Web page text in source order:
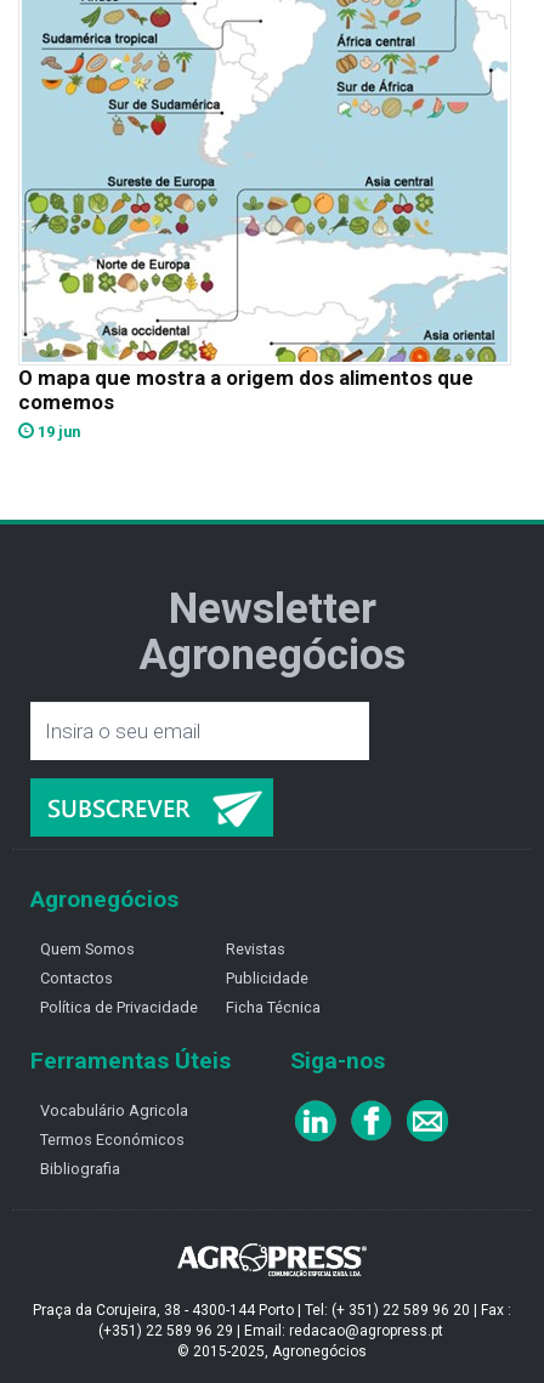
O mapa que mostra a origem dos alimentos que
comemos
19 jun
Newsletter
Agronegócios
Agronegócios
Quem Somos
Contactos
Política de Privacidade
Revistas
Publicidade
Ficha Técnica
Ferramentas Úteis
Vocabulário Agricola
Termos Económicos
Bibliografia
Siga-nos
Praça da Corujeira, 38 - 4300-144 Porto | Tel: (+ 351) 22 589 96 20 | Fax :
(+351) 22 589 96 29 | Email: redacao@agropress.pt
© 2015-2025, Agronegócios